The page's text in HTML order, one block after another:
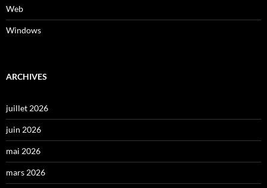
Web
Windows
ARCHIVES
juillet 2026
juin 2026
mai 2026
mars 2026